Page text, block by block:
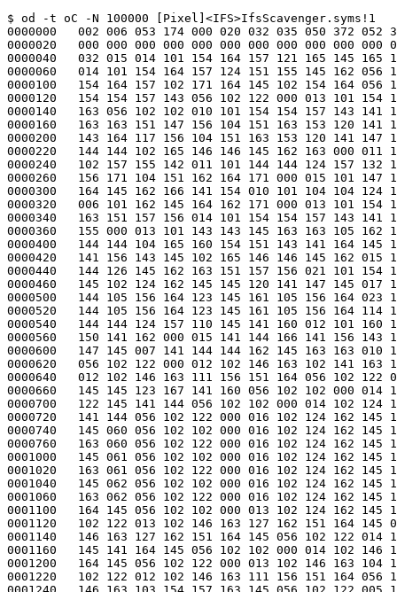
$ od -t oC -N 100000 [Pixel]<IFS>IfsScavenger.syms!1
0000000   002 006 053 174 000 020 032 035 050 372 052 313 000 000 000 000
0000020   000 000 000 000 000 000 000 000 000 000 000 000 000 000 000 000
0000040   032 015 014 101 154 164 157 121 165 145 165 145 056 102 122 000
0000060   014 101 154 164 157 124 151 155 145 162 056 102 122 000 016 101
0000100   154 164 157 102 171 164 145 102 154 164 056 102 122 000 010 101
0000120   154 154 157 143 056 102 122 000 013 101 154 164 157 104 151 162
0000140   163 056 102 102 010 101 154 154 157 143 141 164 145 000 016 101
0000160   163 163 151 147 156 104 151 163 153 120 141 147 145 000 016 101
0000200   143 164 117 156 104 151 163 153 120 141 147 145 163 000 012 101
0000220   144 144 102 165 146 146 145 162 163 000 011 101 154 154 157 143
0000240   102 157 155 142 011 101 144 144 124 157 132 157 156 145 010 101
0000260   156 171 104 151 162 164 171 000 015 101 147 151 156 147 111 156
0000300   164 145 162 166 141 154 010 101 104 104 124 117 115 101 120 000
0000320   006 101 162 145 164 162 171 000 013 101 154 164 157 126 145 162
0000340   163 151 157 156 014 101 154 154 157 143 141 164 145 126 115 145
0000360   155 000 013 101 143 143 145 163 163 105 162 162 157 162 015 101
0000400   144 144 104 165 160 154 151 143 141 164 145 163 015 101 144 166
0000420   141 156 143 145 102 165 146 146 145 162 015 101 160 160 145 156
0000440   144 126 145 162 163 151 157 156 021 101 154 154 157 143 141 164
0000460   145 102 124 162 145 145 120 141 147 145 017 101 160 160 145 156
0000500   144 105 156 164 123 145 161 105 156 164 023 101 160 160 145 156
0000520   144 105 156 164 123 145 161 105 156 164 114 145 156 163 011 101
0000540   144 144 124 157 110 145 141 160 012 101 160 160 145 156 144 103
0000560   150 141 162 000 015 141 144 166 141 156 143 145 164 157 160 141
0000600   147 145 007 141 144 144 162 145 163 163 010 102 146 163 115 154
0000620   056 102 122 000 012 102 146 163 102 141 163 145 056 102 122 000
0000640   012 102 146 163 111 156 151 164 056 102 122 000 014 102 124 162
0000660   145 145 123 167 141 160 056 102 102 000 014 102 124 162 145 145
0000700   122 145 141 144 056 102 102 000 014 102 124 162 145 145 122 145
0000720   141 144 056 102 122 000 016 102 124 162 145 145 127 162 151 164
0000740   145 060 056 102 102 000 016 102 124 162 145 145 127 162 164 115
0000760   163 060 056 102 122 000 016 102 124 162 145 145 127 162 151 164
0001000   145 061 056 102 102 000 016 102 124 162 145 145 127 162 164 115
0001020   163 061 056 102 122 000 016 102 124 162 145 145 127 162 151 164
0001040   145 062 056 102 102 000 016 102 124 162 145 145 127 162 164 115
0001060   163 062 056 102 122 000 016 102 124 162 145 145 104 145 154 145
0001100   164 145 056 102 102 000 013 102 124 162 145 145 104 145 154 056
0001120   102 122 013 102 146 163 127 162 151 164 145 056 102 102 013 102
0001140   146 163 127 162 151 164 145 056 102 122 014 102 146 163 103 162
0001160   145 141 164 145 056 102 102 000 014 102 146 163 103 162 145 141
0001200   164 145 056 102 122 000 013 102 146 163 104 104 115 147 162 056
0001220   102 122 012 102 146 163 111 156 151 164 056 102 102 000 013 102
0001240   146 163 103 154 157 163 145 056 102 122 005 102 154 157 143 153
0001260   007 102 171 164 145 102 154 164 006 102 151 164 102 154 164 000
0001300   021 102 106 123 123 145 164 123 164 141 162 164 151 156 147 126
0001320   104 101 005 102 126 122 122 120 005 102 126 127 122 120 012 102
0001340   164 114 157 143 153 103 145 154 154 000 014 102 164 125 156 154
0001360   157 143 153 103 145 154 154 000 003 102 160 164 007 102 160 164
0001400   114 141 163 164 014 102 106 123 126 151 162 164 165 141 154 104
0001420   101 000 011 102 106 123 122 145 141 154 104 101 010 102 106 123
0001440   116 157 156 105 170 000 026 102 146 163 111 156 151 164 151 141
0001460   154 151 172 145 103 142 123 164 157 162 141 147 145 000 020 102
0001500   146 163 104 157 104 151 163 153 103 157 155 155 141 156 144 000
0001520   022 102 146 163 115 141 153 145 106 160 106 162 157 155 114 141
0001540   142 145 154 000 010 102 146 163 107 145 164 103 142 000 015 102
0001560   106 123 101 143 164 117 156 120 141 147 145 163 024 102 146 163
0001600   104 145 146 141 165 154 164 103 154 145 141 156 165 160 122 164
0001620   156 000 016 102 106 123 103 162 145 141 164 145 104 104 115 147
0001640   162 000 026 102 106 123 127 162 151 164 145 104 151 163 153 104
0001660   145 163 143 162 151 160 164 157 162 000 015 102 106 123 127 162
0001700   151 164 145 120 141 147 145 163 007 102 106 123 111 156 151 164
0001720   012 102 106 123 103 154 157 163 145 104 104 000 011 102 106 123
0001740   114 157 143 153 104 104 013 102 106 123 125 156 154 157 143 153
0001760   104 104 015 102 106 123 122 145 141 144 104 104 120 141 147 145
0002000   012 102 106 123 106 154 165 163 150 104 104 000 017 102 106 123
0002020   104 145 163 164 162 157 171 104 104 115 147 162 016 102 106 123
0002040   104 145 154 145 164 145 120 141 147 145 163 000 015 102 106 123
0002060   103 162 145 141 164 145 106 151 154 145 021 102 106 123 101 163
0002100   163 151 147 156 104 151 163 153 120 141 147 145 022 102 106 123
0002120   122 145 154 145 141 163 145 104 151 163 153 120 141 147 145 000
0002140   010 102 106 123 103 154 157 163 145 000 012 102 106 123 124 162
0002160   171 104 151 163 153 000 013 102 164 101 154 154 157 143 120 141
0002200   147 145 012 102 164 106 162 145 145 120 141 147 145 000 022 102
0002220   145 147 151 156 104 145 146 141 165 154 164 120 150 162 141 163
0002240   145 000 007 102 162 145 141 153 103 162 014 102 141 143 153 165
0002260   160 120 150 162 141 163 145 000 012 102 165 146 146 145 162 123
0002300   151 172 145 000 011 102 165 151 154 144 122 165 156 163 011 102
0002320   165 151 154 144 110 145 141 160 010 102 124 162 145 145 102 165
0002340   147 000 015 102 151 156 123 145 141 162 143 150 120 141 147 145
0002360   017 102 141 143 153 125 160 117 156 145 122 145 143 157 162 144
0002400   020 102 141 163 151 143 122 145 155 157 166 145 105 156 164 162
0002420   171 000 021 102 106 123 124 162 141 156 163 146 145 162 104 104
0002440   120 141 147 145 013 102 141 143 153 165 160 103 150 141 162 163
0002460   014 102 151 156 141 162 171 123 145 141 162 143 150 000 014 142
0002500   171 164 145 163 120 145 162 120 141 147 145 000 007 142 151 147
0002520   132 157 156 145 020 142 151 147 132 157 156 145 117 166 145 162
0002540   146 154 157 167 163 000 004 142 157 164 061 000 010 142 146 163
0002560   104 104 115 147 162 000 003 142 160 154 010 142 160 154 122 145
0002600   164 162 171 000 010 142 151 164 124 141 142 154 145 000 003 142
0002620   164 121 012 103 157 156 164 145 170 164 056 102 122 000 017 103
0002640   157 156 164 145 170 164 123 143 150 145 144 056 102 122 013 103
0002660   141 154 145 156 144 141 162 056 102 122 021 103 157 156 164 145
0002700   170 164 123 143 150 111 156 151 164 056 102 122 015 103 155 144
0002720   123 143 141 156 117 105 120 056 102 122 012 103 155 144 123 143
0002740   141 156 056 102 102 000 016 103 155 144 123 143 141 156 105 144
0002760   151 164 056 102 102 000 016 103 155 144 123 143 141 156 105 144
0003000   151 164 056 102 122 000 015 103 155 144 123 143 141 156 101 165
0003020   170 056 102 102 015 103 155 144 123 143 141 156 101 165 170 056
0003040   102 122 017 103 141 154 154 103 157 156 164 145 170 164 114 151
0003060   163 164 022 103 162 145 141 164 145 113 145 171 167 157 162 144
0003100   124 141 142 154 145 000 006 103 154 157 163 145 163 000 007 103
0003120   157 156 146 151 162 155 011 103 154 157 163 145 104 151 163 153
0003140   010 103 141 154 154 123 167 141 164 000 020 103 162 145 141 164
0003160   145 104 151 163 153 123 164 162 145 141 155 000 016 103 157 155
0003200   160 141 162 145 122 145 143 157 162 144 163 000 014 103 157 155
0003220   160 141 162 145 114 120 124 105 163 000 016 103 157 155 160 141
0003240   162 145 123 164 162 151 156 147 163 000 016 103 141 154 154 127
0003260   151 164 150 101 162 147 126 145 143 000 011 103 164 170 103 141
0003300   154 154 145 162 012 103 164 170 122 165 156 156 151 156 147 000
0003320   011 103 164 170 123 167 151 164 143 150 017 103 141 154 154 120
0003340   162 157 143 120 162 157 143 145 163 163 010 103 141 154 154 120
0003360   162 157 143 000 012 103 165 162 162 145 156 164 120 157 163 000
0003400   014 103 141 154 154 145 162 163 106 162 141 155 145 000 011 103
0003420   141 154 154 106 162 141 155 145 006 103 157 103 141 154 154 000
0003440   010 103 157 122 145 164 165 162 156 000 005 103 141 154 154 060
0003460   005 103 141 154 154 061 005 103 141 154 154 062 005 103 141 154
0003500   154 063 005 103 141 154 154 064 005 103 141 154 154 065 005 103
0003520   141 154 154 066 005 103 141 154 154 067 005 103 141 154 154 070
0003540   005 103 141 154 154 071 006 103 141 154 154 061 060 000 006 103
0003560   141 154 154 061 061 000 006 103 141 154 154 061 062 000 006 103
0003600   141 154 154 061 063 000 006 103 141 154 154 061 064 000 006 103
0003620   141 154 154 061 065 000 016 103 162 145 141 164 145 104 151 163
0003640   153 106 151 154 145 000 007 103 154 157 163 145 104 104 023 103
0003660   162 145 141 164 145 104 151 163 160 154 141 171 123 164 162 145
0003700   141 155 011 103 150 141 162 127 151 144 164 150 007 103 154 145
0003720   141 162 104 163 010 103 154 145 141 162 115 141 160 000 007 103
0003740   157 155 160 141 143 164 024 103 162 145 141 164 145 113 145 171
0003760   142 157 141 162 144 123 164 162 145 141 155 000 012 103 165 162
0004000   163 157 162 114 151 156 153 000 014 103 154 145 141 156 165 160
0004020   114 157 143 153 163 000 015 103 150 145 143 153 106 162 145 145
0004040   116 157 144 145 013 103 150 145 143 153 102 157 165 156 144 163
0004060   014 103 150 145 143 153 102 120 124 146 154 141 147 000 010 103
0004100   150 145 143 153 102 120 124 000 014 103 154 157 163 145 111 106
0004120   123 124 162 145 145 000 017 103 154 157 163 145 104 151 163 153
0004140   123 164 162 145 141 1